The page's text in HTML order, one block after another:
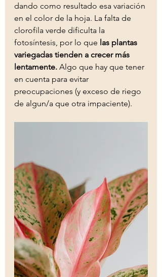
dando como resultado esa variación
en el color de la hoja. La falta de
clorofila verde dificulta la
fotosíntesis, por lo que las plantas
variegadas tienden a crecer más
lentamente. Algo que hay que tener
en cuenta para evitar
preocupaciones (y exceso de riego
de algun/a que otra impaciente).